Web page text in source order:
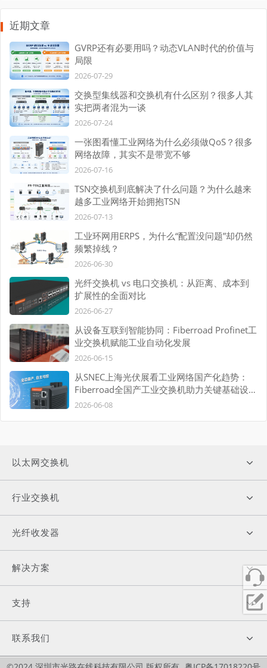
近期文章
GVRP还有必要用吗？动态VLAN时代的价值与
局限
2026-07-29
交换型集线器和交换机有什么区别？很多人其
实把两者混为一谈
2026-07-24
一张图看懂工业网络为什么必须做QoS？很多
网络故障，其实不是带宽不够
2026-07-16
TSN交换机到底解决了什么问题？为什么越来
越多工业网络开始拥抱TSN
2026-07-13
工业环网用ERPS，为什么“配置没问题”却仍然
频繁掉线？
2026-06-30
光纤交换机 vs 电口交换机：从距离、成本到
扩展性的全面对比
2026-06-27
从设备互联到智能协同：Fiberroad Profinet工
业交换机赋能工业自动化发展
2026-06-15
从SNEC上海光伏展看工业网络国产化趋势：
Fiberroad全国产工业交换机助力关键基础设施
自主可控
2026-06-08
以太网交换机
行业交换机
光纤收发器
解决方案
支持
联系我们